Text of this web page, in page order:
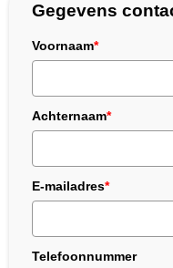
Gegevens
Voornaam*
Achternaam*
E-mailadres*
Telefoonnummer